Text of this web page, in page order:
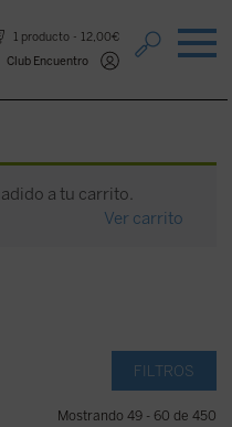
1 producto
12,00€
Club Encuentro
a tu carrito.
Ver carrito
FILTROS
Mostrando 49 - 60 de 450